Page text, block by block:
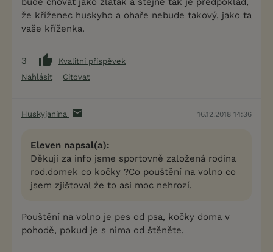
že kříženec huskyho a ohaře nebude takový, jako ta
vaše kříženka.
3
Kvalitní příspěvek
Nahlásit
Citovat
Huskyjanina 16.12.2018 14:36
Eleven napsal(a):
Děkuji za info jsme sportovně založená rodina
rod.domek co kočky ?Co pouštění na volno co
jsem zjištoval źe to asi moc nehrozí.
Pouštění na volno je pes od psa, kočky doma v
pohodě, pokud je s nima od štěněte.